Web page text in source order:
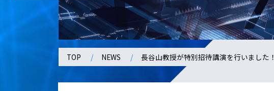
TOP NEWS 長谷山教授が特別招待講演を行いました！